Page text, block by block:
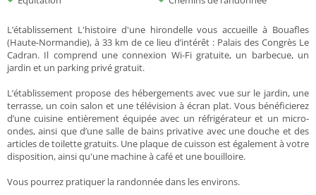
L’établissement L'histoire d'une hirondelle vous accueille à Bouafles
(Haute-Normandie), à 33 km de ce lieu d’intérêt : Palais des Congrès Le
Cadran. Il comprend une connexion Wi-Fi gratuite, un barbecue, un
jardin et un parking privé gratuit.
L’établissement propose des hébergements avec vue sur le jardin, une
terrasse, un coin salon et une télévision à écran plat. Vous bénéficierez
d’une cuisine entièrement équipée avec un réfrigérateur et un micro-
ondes, ainsi que d’une salle de bains privative avec une douche et des
articles de toilette gratuits. Une plaque de cuisson est également à votre
disposition, ainsi qu'une machine à café et une bouilloire.
Vous pourrez pratiquer la randonnée dans les environs.